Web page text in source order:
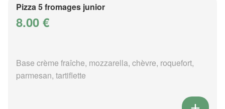
Pizza 5 fromages junior
8.00 €
Base crème fraîche, mozzarella, chèvre, roquefort,
parmesan, tartiflette